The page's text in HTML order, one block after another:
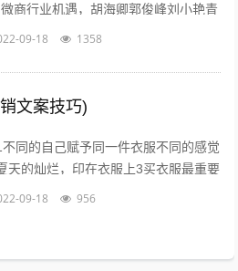
商行业机遇，胡海卿郭俊峰刘小艳青
贼凌教头等业内大咖为您分享独到犀利
09-18 1358
文案技巧)
不同的自己赋予同一件衣服不同的感觉
天的灿烂，印在衣服上3买衣服最重要
的，是放松我们自己4时间会折旧这件
09-18 956